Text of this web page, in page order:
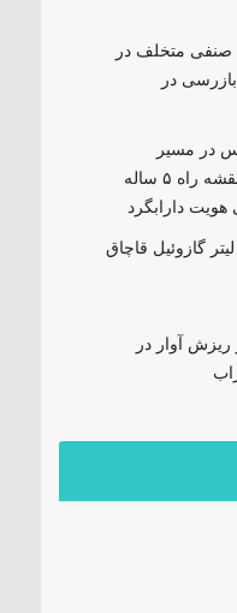
متخلف در
در
در مسیر
یونسکو/تدوین نقشه راه ۵ ساله
هویت دارابگرد
لیتر گازوئیل قاچاق
ریزش آوار در